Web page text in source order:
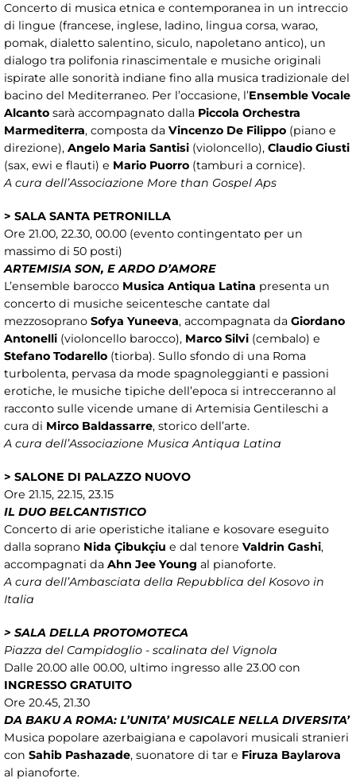
Concerto di musica etnica e contemporanea in un intreccio
di lingue (francese, inglese, ladino, lingua corsa, warao,
pomak, dialetto salentino, siculo, napoletano antico), un
dialogo tra polifonia rinascimentale e musiche originali
ispirate alle sonorità indiane fino alla musica tradizionale del
bacino del Mediterraneo. Per l’occasione, l’Ensemble Vocale
Alcanto sarà accompagnato dalla Piccola Orchestra
Marmediterra, composta da Vincenzo De Filippo (piano e
direzione), Angelo Maria Santisi (violoncello), Claudio Giusti
(sax, ewi e flauti) e Mario Puorro (tamburi a cornice).
A cura dell’Associazione More than Gospel Aps
> SALA SANTA PETRONILLA
Ore 21.00, 22.30, 00.00 (evento contingentato per un
massimo di 50 posti)
ARTEMISIA SON, E ARDO D’AMORE
L’ensemble barocco Musica Antiqua Latina presenta un
concerto di musiche seicentesche cantate dal
mezzosoprano Sofya Yuneeva, accompagnata da Giordano
Antonelli (violoncello barocco), Marco Silvi (cembalo) e
Stefano Todarello (tiorba). Sullo sfondo di una Roma
turbolenta, pervasa da mode spagnoleggianti e passioni
erotiche, le musiche tipiche dell’epoca si intrecceranno al
racconto sulle vicende umane di Artemisia Gentileschi a
cura di Mirco Baldassarre, storico dell’arte.
A cura dell’Associazione Musica Antiqua Latina
> SALONE DI PALAZZO NUOVO
Ore 21.15, 22.15, 23.15
IL DUO BELCANTISTICO
Concerto di arie operistiche italiane e kosovare eseguito
dalla soprano Nida Çibukçiu e dal tenore Valdrin Gashi,
accompagnati da Ahn Jee Young al pianoforte.
A cura dell’Ambasciata della Repubblica del Kosovo in
Italia
> SALA DELLA PROTOMOTECA
Piazza del Campidoglio - scalinata del Vignola
Dalle 20.00 alle 00.00, ultimo ingresso alle 23.00 con
INGRESSO GRATUITO
Ore 20.45, 21.30
DA BAKU A ROMA: L’UNITA’ MUSICALE NELLA DIVERSITA’
Musica popolare azerbaigiana e capolavori musicali stranieri
con Sahib Pashazade, suonatore di tar e Firuza Baylarova
al pianoforte.